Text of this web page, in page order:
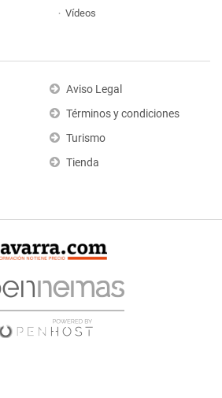
Vídeos
Aviso Legal
Términos y condiciones
Turismo
Tienda